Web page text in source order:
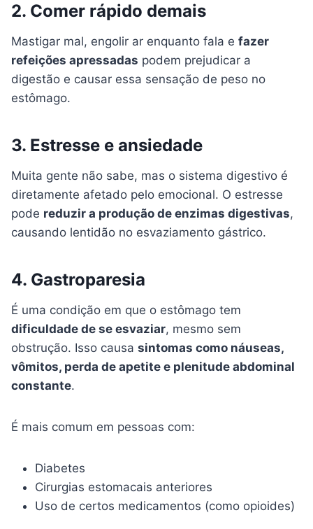
2. Comer rápido demais
Mastigar mal, engolir ar enquanto fala e fazer
refeições apressadas podem prejudicar a
digestão e causar essa sensação de peso no
estômago.
3. Estresse e ansiedade
Muita gente não sabe, mas o sistema digestivo é
diretamente afetado pelo emocional. O estresse
pode reduzir a produção de enzimas digestivas,
causando lentidão no esvaziamento gástrico.
4. Gastroparesia
É uma condição em que o estômago tem
dificuldade de se esvaziar, mesmo sem
obstrução. Isso causa sintomas como náuseas,
vômitos, perda de apetite e plenitude abdominal
constante.
É mais comum em pessoas com:
Diabetes
Cirurgias estomacais anteriores
Uso de certos medicamentos (como opioides)